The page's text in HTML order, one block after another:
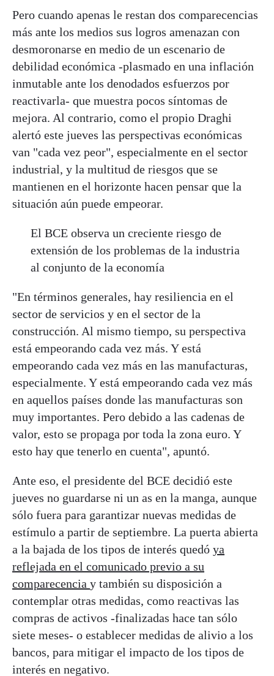
Pero cuando apenas le restan dos comparecencias
más ante los medios sus logros amenazan con
desmoronarse en medio de un escenario de
debilidad económica -plasmado en una inflación
inmutable ante los denodados esfuerzos por
reactivarla- que muestra pocos síntomas de
mejora. Al contrario, como el propio Draghi
alertó este jueves las perspectivas económicas
van "cada vez peor", especialmente en el sector
industrial, y la multitud de riesgos que se
mantienen en el horizonte hacen pensar que la
situación aún puede empeorar.
El BCE observa un creciente riesgo de
extensión de los problemas de la industria
al conjunto de la economía
"En términos generales, hay resiliencia en el
sector de servicios y en el sector de la
construcción. Al mismo tiempo, su perspectiva
está empeorando cada vez más. Y está
empeorando cada vez más en las manufacturas,
especialmente. Y está empeorando cada vez más
en aquellos países donde las manufacturas son
muy importantes. Pero debido a las cadenas de
valor, esto se propaga por toda la zona euro. Y
esto hay que tenerlo en cuenta", apuntó.
Ante eso, el presidente del BCE decidió este
jueves no guardarse ni un as en la manga, aunque
sólo fuera para garantizar nuevas medidas de
estímulo a partir de septiembre. La puerta abierta
a la bajada de los tipos de interés quedó ya
reflejada en el comunicado previo a su
comparecencia y también su disposición a
contemplar otras medidas, como reactivas las
compras de activos -finalizadas hace tan sólo
siete meses- o establecer medidas de alivio a los
bancos, para mitigar el impacto de los tipos de
interés en negativo.